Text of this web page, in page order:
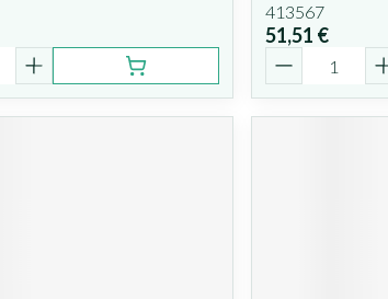
413567
51,51 €
Quantité